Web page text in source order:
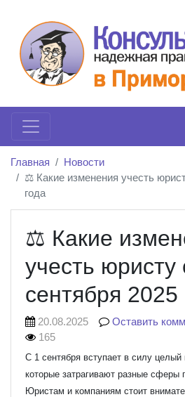
Главная
Новости
⚖️ Какие изменения учесть
года
⚖️ Какие
учесть юристу
сентября 2025
20.08.2025 Оставить
165
С 1 сентября вступает в силу целый
которые затрагивают разные сферы
Юристам и компаниям стоит